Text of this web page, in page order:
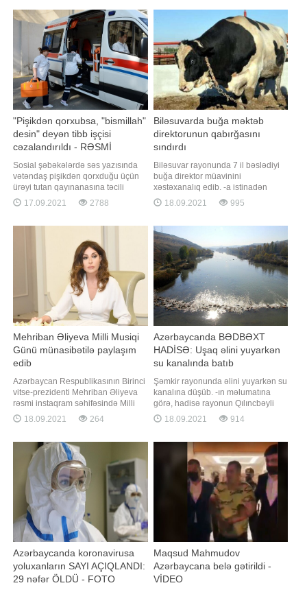
bəstəkarın ölməz əsərlərini 29 ildən
sonra işğaldan azad edilən Üzeyir
yurdund
"Məni bağışla, gözəl anam.
Qardaşlarıma və dostlarıma vaxt
ayırmadan köçüb getdim"
"Pişikdən qorxubsa, "bismillah"
desin" deyən tibb işçisi
cəzalandırıldı - RƏSMİ
Sosial şəbəkələrdə səs yazısında
vətəndaş pişikdən qorxduğu üçün
ürəyi tutan qayınanasına təcili
yardım əməkdaşının laqeyd
yanaşdığı və ona "bismillah"
xəbər verir ki, Tibbi Ərazi
Bölmələrini İdarəetmə Birliyində
17.09.2021 2788
Biləsuvarda buğa məktəb
direktorunun qabırğasını
sındırdı
Biləsuvar rayonunda 7 il bəslədiyi
buğa direktor müavinini
xəstəxanalıq edib. -a istinadən
xəbər verir ki, hadisə rayonun Aşağı
Cürəli kəndində məktəb direktoru
olub. Hacıyev həyətyanı sahədəki
təssərrüfatında mal-qaraya qulluq
edərkən buğa ona qəfil hücum edib.
Nəticəd
18.09.2021 995
Mehriban Əliyeva Milli Musiqi
Günü münasibətilə paylaşım
edib
Azərbaycan Respublikasının Birinci
vitse-prezidenti Mehriban Əliyeva
rəsmi instaqram səhifəsində Milli
Musiqi Günü ilə bağlı paylaşım
edib. "Report" xəbər verir ki,
Milli Musiqi Günüdür. Bu gün
doğum günlərini qeyd etdiyimiz
görkəmli Azərbaycan bəstəkarlar
18.09.2021 264
Azərbaycanda BƏDBƏXT
HADİSƏ: Uşaq əlini yuyarkən
su kanalında batıb
Şəmkir rayonunda əlini yuyarkən su
kanalına düşüb. -ın məlumatına
görə, hadisə rayonun Qılıncbəyli
kəndində qeydə alınıb. 2012-ci il
təvəllüdlü Nihat Tağıyev kənd
yuyarkən ayağı sürüşüb və batıb.
Onun meyiti sudan çıxarılaraq
aidiyyəti üzrə təhvil verilib. Faktla
18.09.2021 914
Azərbaycanda koronavirusa
yoluxanların SAYI AÇIQLANDI:
29 nəfər ÖLDÜ - FOTO
Maqsud Mahmudov
Azərbaycana belə gətirildi -
VİDEO